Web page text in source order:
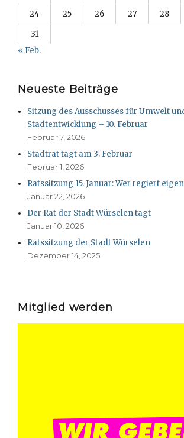
24
25 26 27 28
31
« Feb.
Neueste Beiträge
Sitzung des Ausschusses für Umwelt
Stadtentwicklung – 10. Februar
Februar 7, 2026
Stadtrat tagt am 3. Februar
Februar 1, 2026
Ratssitzung 15. Januar: Wer regiert
Januar 22, 2026
Der Rat der Stadt Würselen tagt
Januar 10, 2026
Ratssitzung der Stadt Würselen
Dezember 14, 2025
Mitglied werden